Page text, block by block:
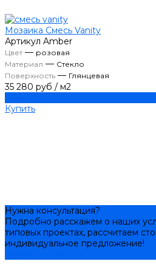
Мозаика Смесь Vanity
Артикул Amber
Цвет— розовая
Материал — Стекло
Поверхность — Глянцевая
35 280 руб / м2
Купить
Нужна консультация?
Подробно расскажем о наших
типовых проектах, рассчитаем
индивидуальное предложение!